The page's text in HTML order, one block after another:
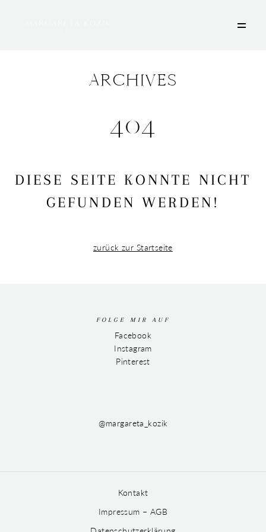
ARCHIVES
404
DIESE SEITE KONNTE NICHT
GEFUNDEN WERDEN!
zurück zur Startseite
PORTFOLIO
STORIES
FOLGE MIR AUF
Facebook
Instagram
Pinterest
@margareta_kozik
Kontakt
Impressum – AGB